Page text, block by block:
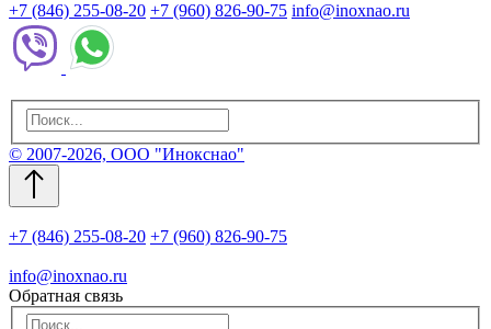
+7 (846) 255-08-20 +7 (960) 826-90-75 info@inoxnao.ru
© 2007-2026, ООО "Инокснао"
+7 (846) 255-08-20 +7 (960) 826-90-75
info@inoxnao.ru
Обратная связь